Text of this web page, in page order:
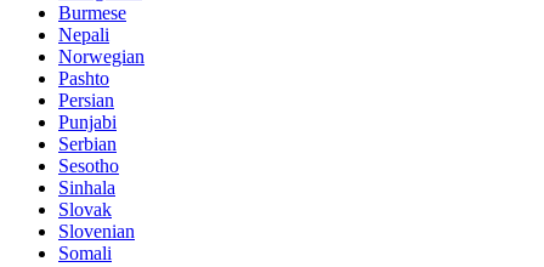
Burmese
Nepali
Norwegian
Pashto
Persian
Punjabi
Serbian
Sesotho
Sinhala
Slovak
Slovenian
Somali